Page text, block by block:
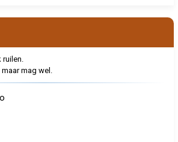
ruilen.
mag wel.